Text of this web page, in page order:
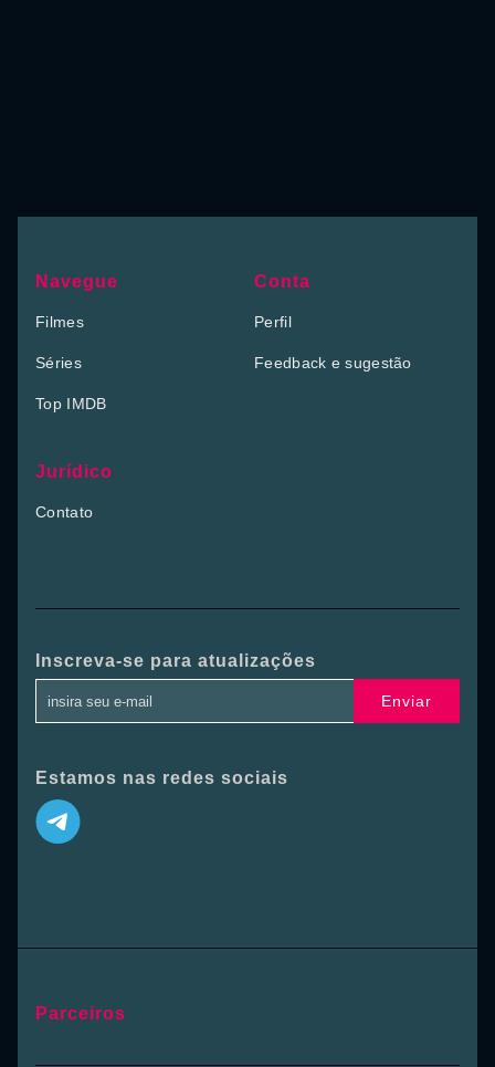
Navegue
Filmes
Séries
Top IMDB
Conta
Perfil
Feedback e sugestão
Jurídico
Contato
Inscreva-se para atualizações
Enviar
Estamos nas redes sociais
Parceiros